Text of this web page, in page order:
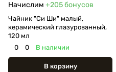
Начислим +205бонусов
Чайник "Си Ши" малый,
керамический глазурованный,
120 мл
0
0 В наличии
В корзину